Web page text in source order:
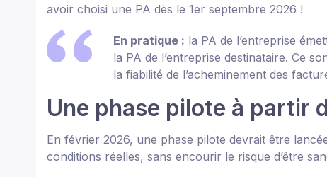
avoir choisi une PA dès le 1er septembre 2026 !
En pratique : la PA de l’entreprise
la PA de l’entreprise destinataire. Ce
la fiabilité de l’acheminement des
Une phase pilote à partir
En février 2026, une phase pilote devrait être
conditions réelles, sans encourir le risque d’être